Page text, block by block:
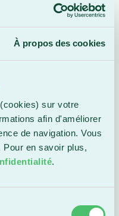
À propos des cookies
sur votre
afin d'améliorer
de navigation. Vous
en savoir plus,
.